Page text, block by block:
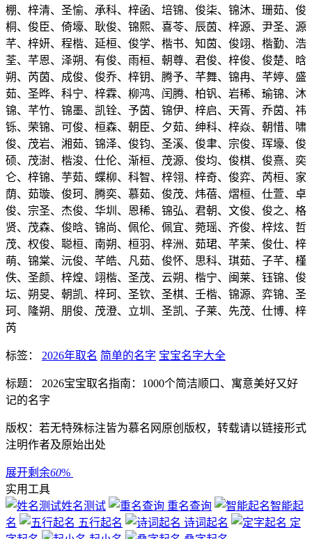
棚、梓清、圣愉、承科、梓函、培锦、俊柒、锦沐、珊茹、俊
桐、俊臣、倚壕、耿俊、锦熙、喜苓、辰茵、梓源、尹圣、源
芊、梓妍、程楷、延桓、俊学、楷书、知茵、俊翊、楷勤、浩
荃、芊恩、泽朔、有俊、雨桓、朝尊、君俊、梓俊、俊楚、晗
朔、芮茵、成俊、俊乔、梓钥、腾予、芊舞、锦冉、芊婷、盛
茹、圣晔、科宁、梓霖、柳鸿、闰腾、柏钒、岩稀、瑜锦、沐
锦、芊竹、锦墨、凯铨、予茵、锦伊、梓启、天胥、乔茵、祎
铄、荣锦、可俊、桓森、朝臣、夕茹、绅科、梓焱、朝惜、啸
俊、茂岩、湘茹、锦泽、俊钧、圣溪、俊聿、宗俊、珲壕、俊
硕、茂澍、楷浚、仕伦、渐桓、茂源、俊均、俊棋、俊熹、奕
仑、梓锦、芋茹、蝶柳、科智、梓翎、梓奇、俊弈、芮桓、家
荫、茹璇、俊珂、腾奕、慕茹、俊茂、炜蓓、熠桓、仕萱、卓
俊、宗圣、杰俊、华圳、恩稀、锦弘、君朝、文俊、俊之、格
贤、茂森、俊晗、锦尚、佩伦、佩宜、菀瑶、齐俊、梓炫、哲
茂、权俊、聪桓、南朔、桓羽、梓洲、茹珺、芊茉、俊仕、梓
萌、锦棠、沅俊、芊皓、凡茹、俊怀、思科、琪茹、子芊、槿
佚、圣颜、梓煌、翊楷、圣茂、云朔、楷宁、闽莱、钰锦、俊
坛、朔旻、朝凯、梓珂、圣钦、圣棋、壬楷、锦源、弈锦、圣
珂、隆朔、朋俊、茂澄、立圳、圣凯、子莱、先茂、仕博、梓
芮
标签： 2026年取名 简单的名字 宝宝名字大全
标题： 2026宝宝取名指南：1000个简洁顺口、寓意美好又好
记的名字
版权：若无特殊标注皆为慕名网原创版权，转载请以链接形式
注明作者及原始出处
展开剩余60%
实用工具
姓名测试
重名查询
智能起
名
五行起名 诗词起名
定